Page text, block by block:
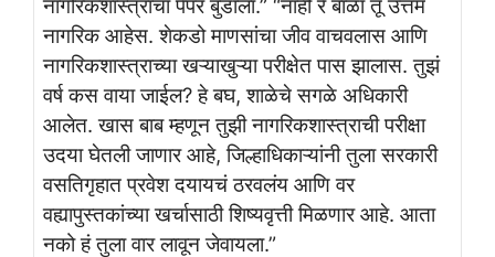
नागरिकशास्त्राचा पेपर बुडाला.” “नाही रे बाळा तू उत्तम
नागरिक आहेस. शेकडो माणसांचा जीव वाचवलास आणि
नागरिकशास्त्राच्या खऱ्याखुऱ्या परीक्षेत पास झालास. तुझं
वर्ष कस वाया जाईल? हे बघ, शाळेचे सगळे अधिकारी
आलेत. खास बाब म्हणून तुझी नागरिकशास्त्राची परीक्षा
उदया घेतली जाणार आहे, जिल्हाधिकाऱ्यांनी तुला सरकारी
वसतिगृहात प्रवेश दयायचं ठरवलंय आणि वर
वह्यापुस्तकांच्या खर्चासाठी शिष्यवृत्ती मिळणार आहे. आता
नको हं तुला वार लावून जेवायला.”